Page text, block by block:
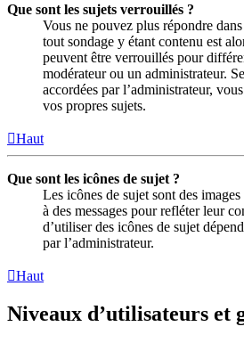
Que sont les sujets verrouillés ?
Vous ne pouvez plus répondre
tout sondage y étant contenu est
peuvent être verrouillés pour
modérateur ou un administrateur.
accordées par l’administrateur,
vos propres sujets.
Haut
Que sont les icônes de sujet ?
Les icônes de sujet sont des
à des messages pour refléter leur
d’utiliser des icônes de sujet
par l’administrateur.
Haut
Niveaux d’utilisateurs et